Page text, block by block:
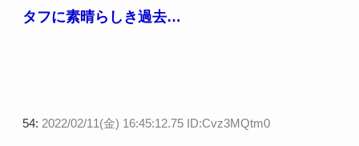
タフに素晴らしき過去…
54: 2022/02/11(金) 16:45:12.75 ID:Cvz3MQtm0